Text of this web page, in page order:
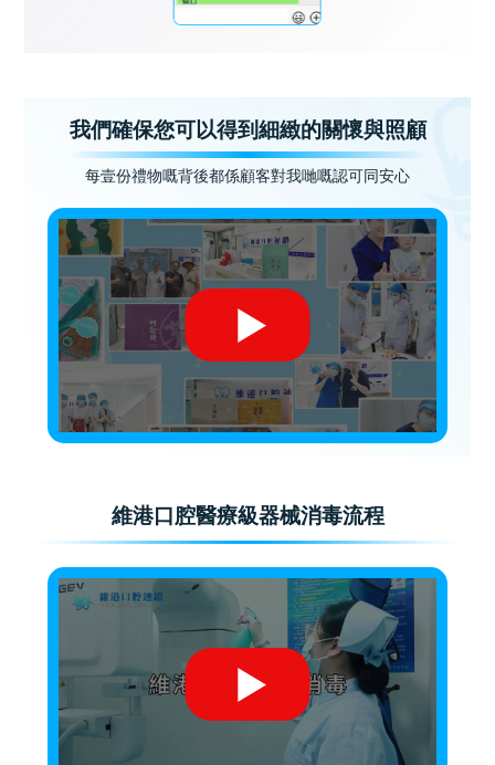
我們確保您可以得到細緻的關懷與照顧
每壹份禮物嘅背後都係顧客對我哋嘅認可同安心
維港口腔醫療級器械消毒流程